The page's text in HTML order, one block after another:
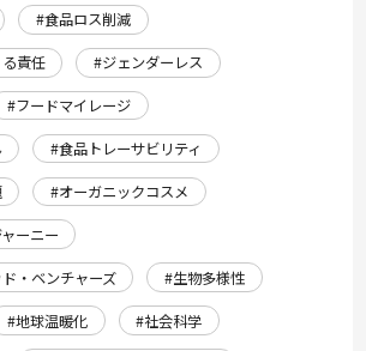
#食品ロス削減
責任
#ジェンダーレス
#フードマイレージ
#食品トレーサビリティ
#オーガニックコスメ
ーニー
・ベンチャーズ
#生物多様性
#地球温暖化
#社会科学